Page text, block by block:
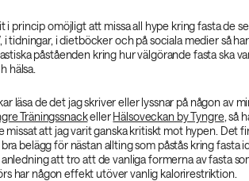
i princip omöjligt att missa all hype kring fasta de
i tidningar, i dietböcker och på sociala medier så
påståenden kring hur välgörande fasta ska
hälsa.
läsa de det jag skriver eller lyssnar på någon av
TräningssnackellerHälsoveckan by Tyngre, så
missat att jag varit ganska kritiskt mot hypen. Det
belägg för nästan allting som påstås kring fasta
att tro att de vanliga formerna av fasta
har någon effekt utöver vanlig kalorirestriktion.